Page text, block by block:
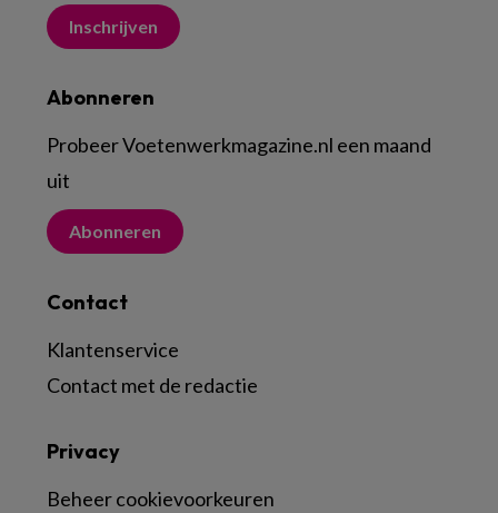
Inschrijven
Abonneren
Probeer Voetenwerkmagazine.nl een maand
uit
Abonneren
Contact
Klantenservice
Contact met de redactie
Privacy
Beheer cookievoorkeuren